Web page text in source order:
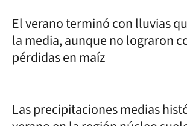
El verano terminó con lluvias
la media, aunque no lograron
pérdidas en maíz
Las precipitaciones medias